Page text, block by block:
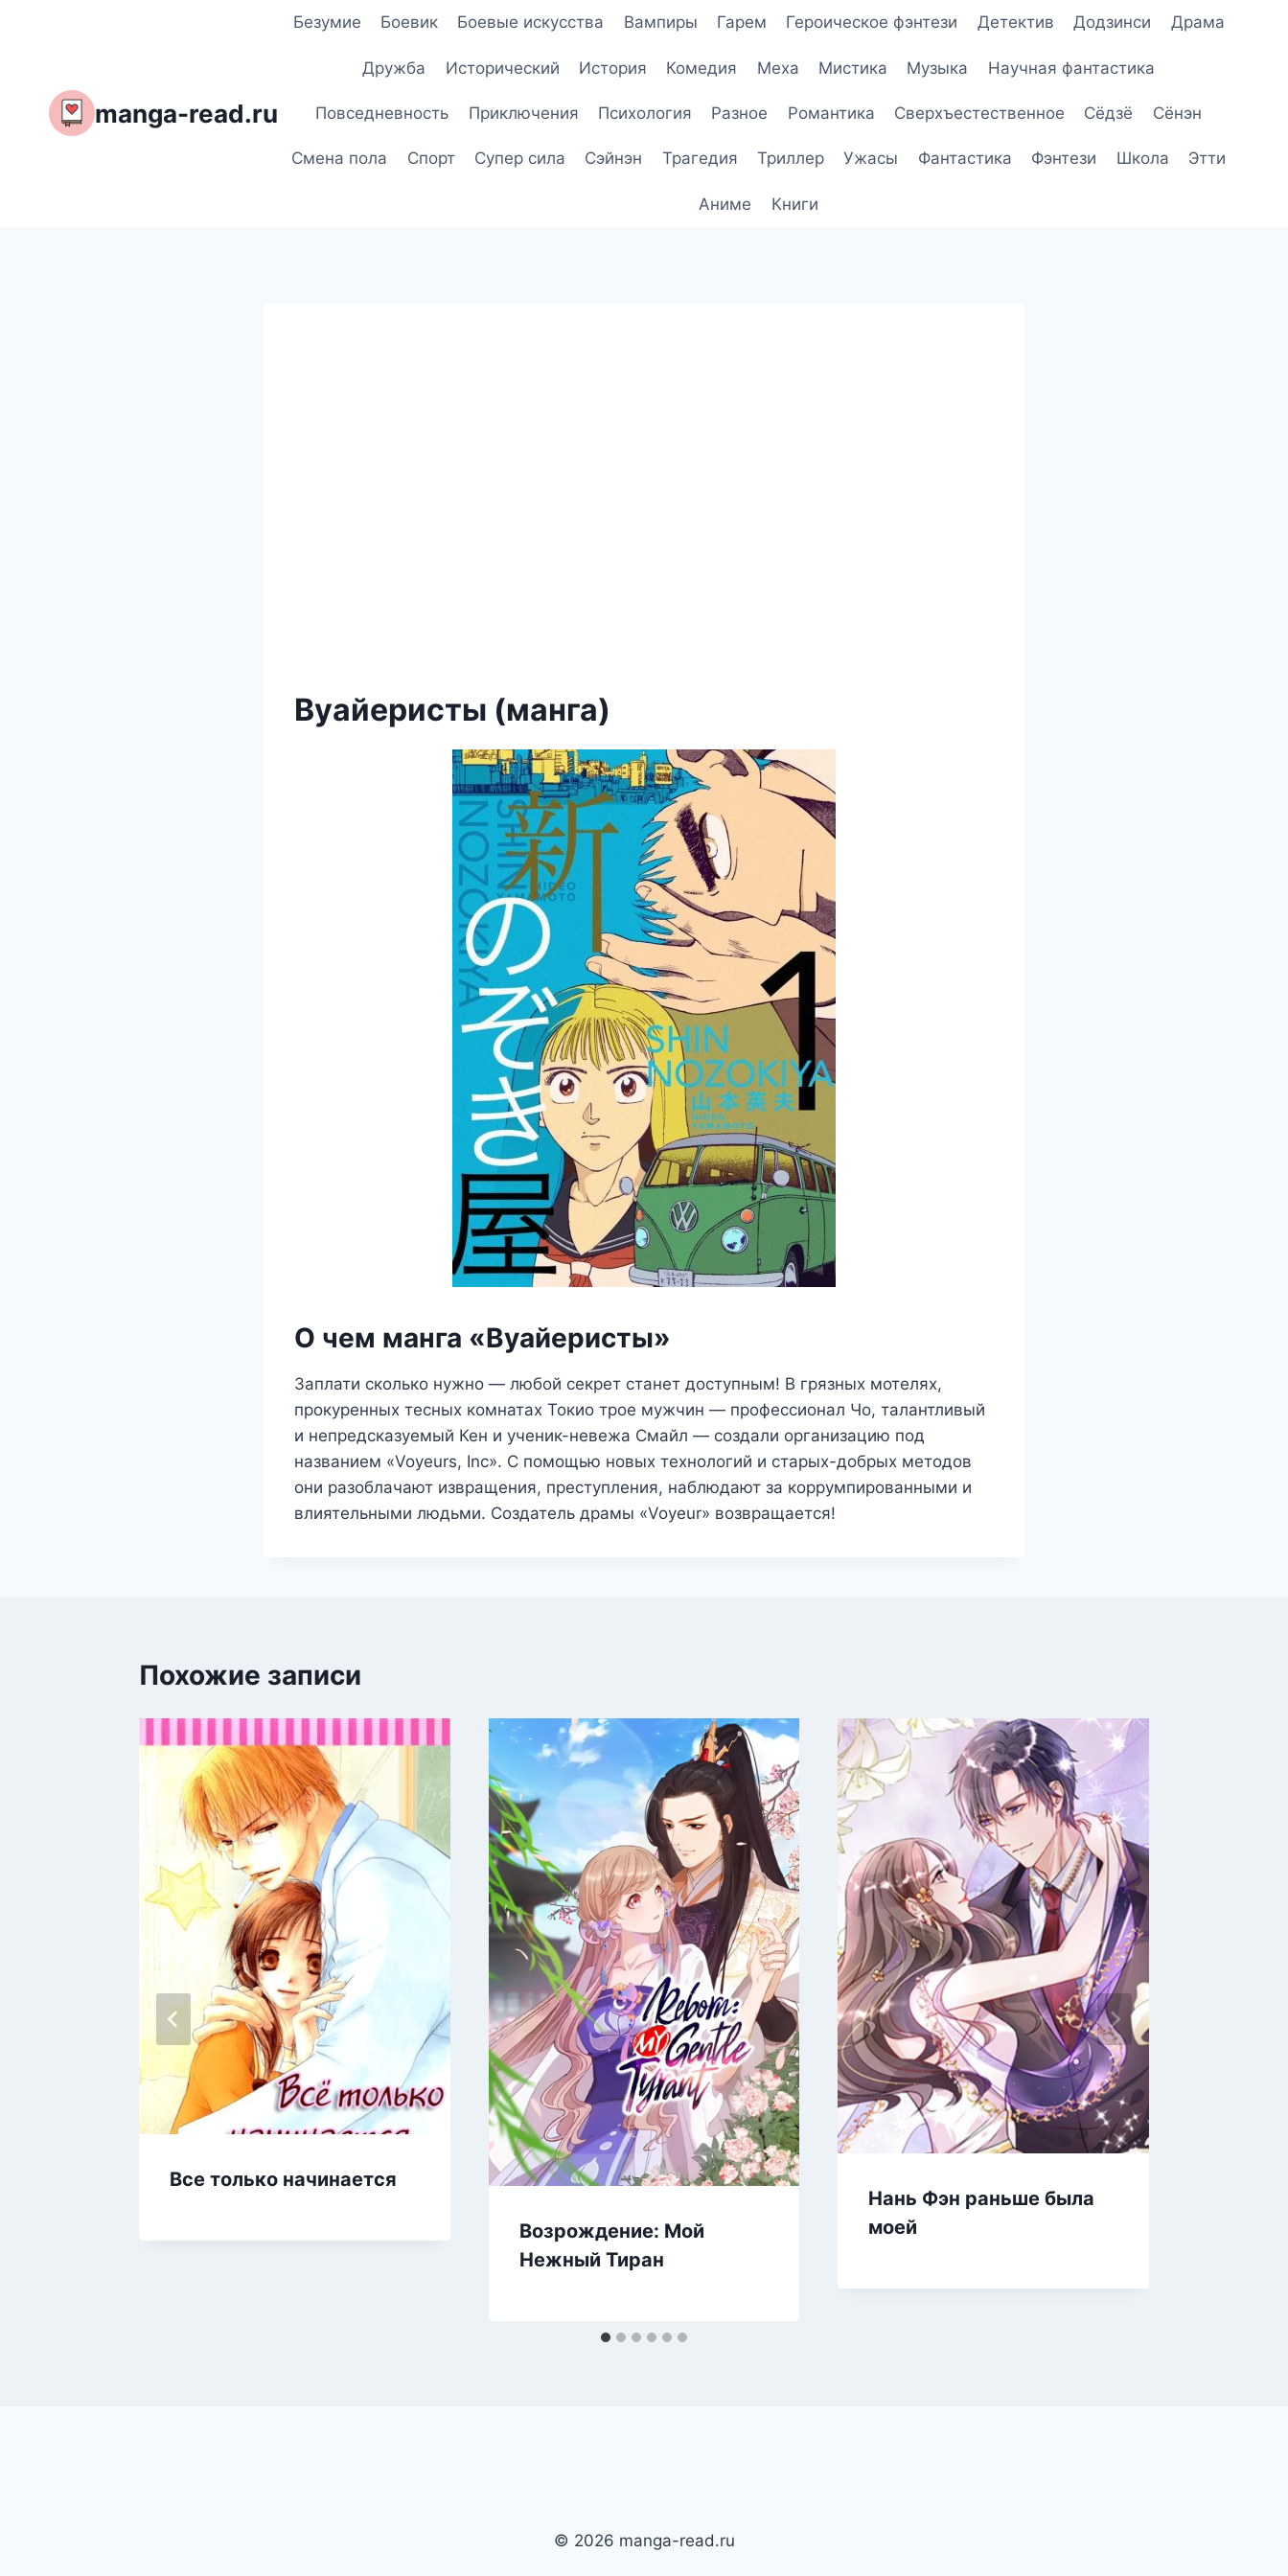
manga-read.ru
Безумие Боевик Боевые искусства Вампиры Гарем Героическое фэнтези Детектив Додзинси Драма
Дружба Исторический История Комедия Меха Мистика Музыка Научная фантастика
Повседневность Приключения Психология Разное Романтика Сверхъестественное Сёдзё Сёнэн
Смена пола Спорт Супер сила Сэйнэн Трагедия Триллер Ужасы Фантастика Фэнтези Школа Этти
Аниме Книги
Вуайеристы (манга)
О чем манга «Вуайеристы»
Заплати сколько нужно — любой секрет станет доступным! В грязных мотелях,
прокуренных тесных комнатах Токио трое мужчин — профессионал Чо, талантливый
и непредсказуемый Кен и ученик-невежа Смайл — создали организацию под
названием «Voyeurs, Inc». С помощью новых технологий и старых-добрых методов
они разоблачают извращения, преступления, наблюдают за коррумпированными и
влиятельными людьми. Создатель драмы «Voyeur» возвращается!
Похожие записи
Все только начинается
Возрождение: Мой
Нежный Тиран
Нань Фэн раньше была
моей
© 2026 manga-read.ru